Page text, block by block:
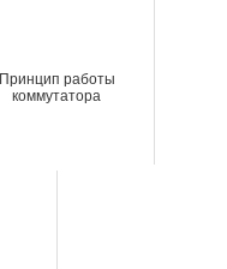
Принцип работы
коммутатора